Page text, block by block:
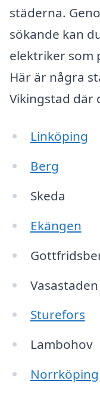
städerna.
sökande kan
elektriker som
Här är några
Vikingstad där
Linköping
Berg
Skeda
Ekängen
Vasastaden
Sturefors
Lambohov
Norrköping